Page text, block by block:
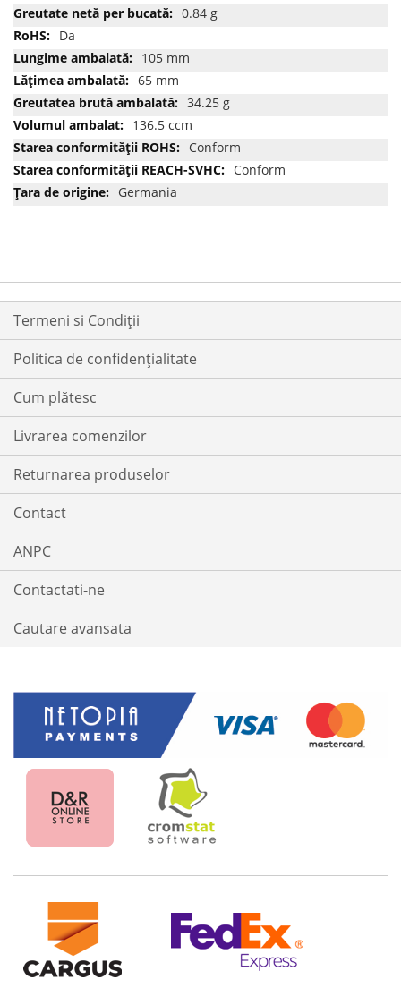
0.84 g
Da
105 mm
65 mm
34.25 g
136.5 ccm
Conform
Conform
Germania
Termeni si Condiții
Politica de confidențialitate
Cum plătesc
Livrarea comenzilor
Returnarea produselor
Contact
ANPC
Contactati-ne
Cautare avansata